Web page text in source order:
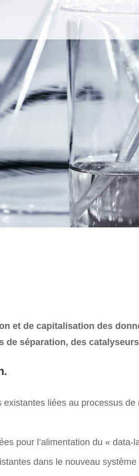
et de capitalisation des
de séparation, des
liées au processus
pour l’alimentation du « data-
dans le nouveau système